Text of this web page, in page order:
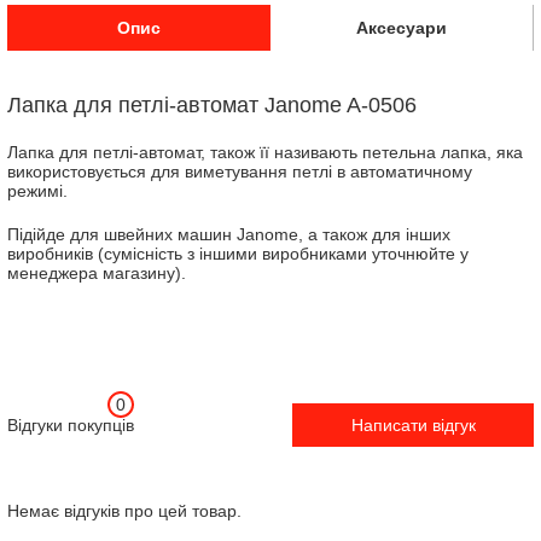
Опис Аксесуари
Лапка для петлі-автомат Janome A-0506
Лапка для петлі-автомат, також її називають петельна лапка, яка
використовується для виметування петлі в автоматичному
режимі.
Підійде для швейних машин Janome, а також для інших
виробників (сумісність з іншими виробниками уточнюйте у
менеджера магазину).
Відгуки покупців
0
Написати відгук
Немає відгуків про цей товар.